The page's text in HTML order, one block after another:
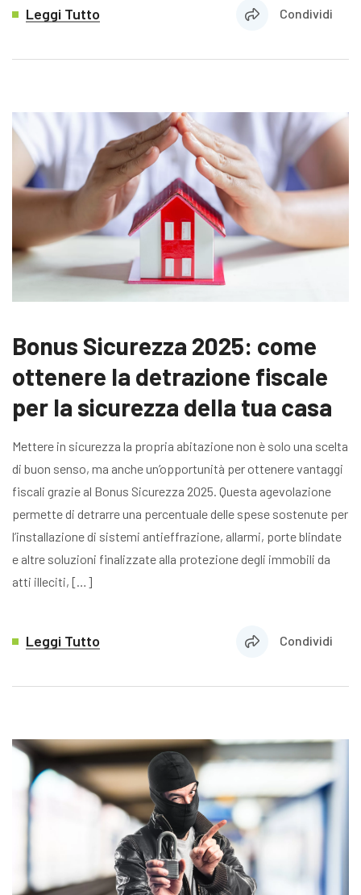
Leggi Tutto Condividi
Bonus Sicurezza 2025: come
ottenere la detrazione fiscale
per la sicurezza della tua casa
Mettere in sicurezza la propria abitazione non è solo una scelta
di buon senso, ma anche un’opportunità per ottenere vantaggi
fiscali grazie al Bonus Sicurezza 2025. Questa agevolazione
permette di detrarre una percentuale delle spese sostenute per
l’installazione di sistemi antieffrazione, allarmi, porte blindate
e altre soluzioni finalizzate alla protezione degli immobili da
atti illeciti, […]
Leggi Tutto Condividi